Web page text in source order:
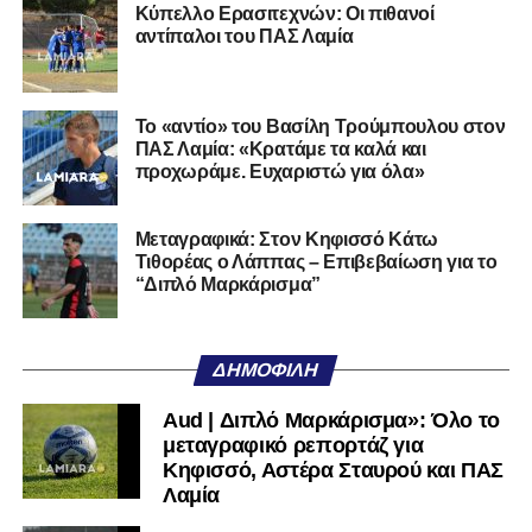
στη Γ’ Εθνική με τον ΠΑΣ Λαμία. Στο παρελθόν
αγωνίστηκε στον Λεβαδειακό, ενώ πέρασε και από ομάδες
της Serie D στην Ιταλία, όπως οι Nocerina, S. Maria
Cilento και Castrovillari, έχοντας ξεκινήσει την
ποδοσφαιρική του διαδρομή από τον Απόλλωνα Σμύρνης.
Τον καλωσορίζουμε στην οικογένεια του Σαρωνικού και
του ευχόμαστε υγεία και επιτυχίες.»
Ακολουθήστε τοlamiara.grστοGoogle Newsγια να
μαθαίνετε πρώτοι τα κυανόλευκα νέα στην Ελλάδα και τον
Twitterκαι στοInstagram
μαθαίνετε σε χρόνο dt όλα τα νέα.
Κύπελλο Ερασιτεχνών: Οι πιθανοί
αντίπαλοι του ΠΑΣ Λαμία
Το «αντίο» του Βασίλη Τρούμπουλου στον
ΠΑΣ Λαμία: «Κρατάμε τα καλά και
προχωράμε. Ευχαριστώ για όλα»
Μεταγραφικά: Στον Κηφισσό Κάτω
Τιθορέας ο Λάππας – Επιβεβαίωση για το
“Διπλό Μαρκάρισμα”
ΔΗΜΟΦΙΛΉ
Aud | Διπλό Μαρκάρισμα»: Όλο το
μεταγραφικό ρεπορτάζ για
Κηφισσό, Αστέρα Σταυρού και ΠΑΣ
Λαμία